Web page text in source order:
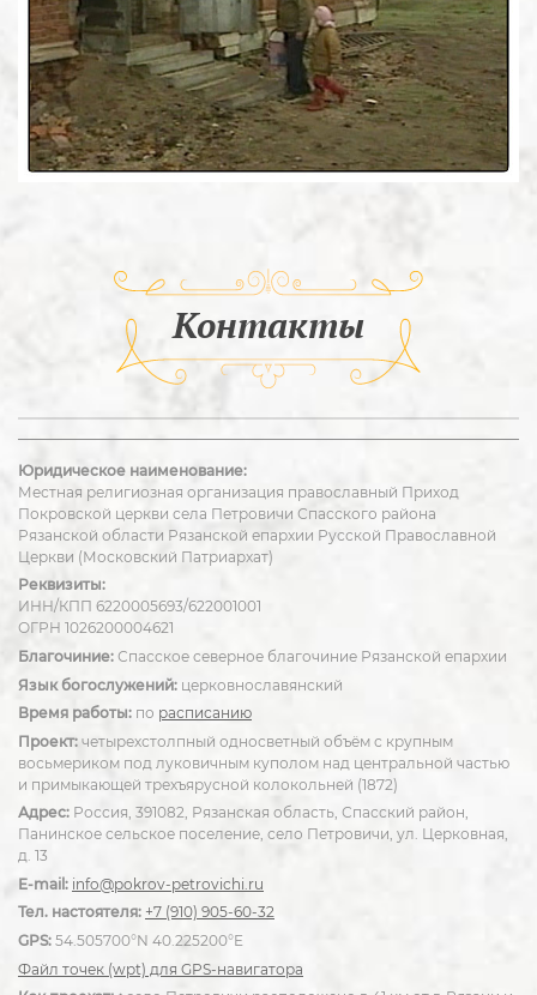
Контакты
Юридическое наименование:
Местная религиозная организация православный Приход
Покровской церкви села Петровичи Спасского района
Рязанской области Рязанской епархии Русской Православной
Церкви (Московский Патриархат)
Реквизиты:
ИНН/КПП 6220005693/622001001
ОГРН 1026200004621
Благочиние: Спасское северное благочиние Рязанской епархии
Язык богослужений: церковнославянский
Время работы: по расписанию
Проект: четырехстолпный односветный объём с крупным
восьмериком под луковичным куполом над центральной частью
и примыкающей трехъярусной колокольней (1872)
Адрес: Россия, 391082, Рязанская область, Спасский район,
Панинское сельское поселение, село Петровичи, ул. Церковная,
д. 13
E-mail: info@pokrov-petrovichi.ru
Тел. настоятеля: +7 (910) 905-60-32
GPS: 54.505700°N 40.225200°E
Файл точек (wpt) для GPS-навигатора